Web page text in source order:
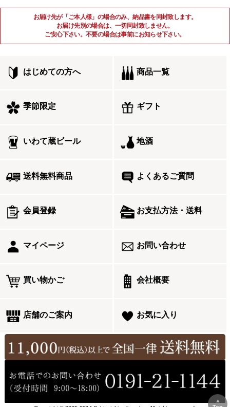
▲
お届け先が「ご本人様」の場合のみ、納品書を同封致します。
お届け先別の場合は、一切同封致しません。
ご安心下さい。不要の場合は事前にお知らせ下さい。
はじめての方へ 商品一覧
季節限定 ギフト
いわて蔵ビール 地酒
送料無料商品 よくあるご質問
会員登録 お支払方法・送料
マイページ お問い合わせ
買い物かご 会社概要
店舗のご案内 お気に入り